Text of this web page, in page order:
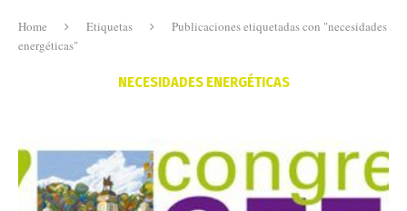
Home Etiquetas
Publicaciones etiquetadas con "necesidades
energéticas"
NECESIDADES ENERGÉTICAS